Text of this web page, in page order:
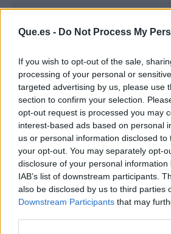
Que.es - Do Not Process My
If you wish to opt-out of the sale,
processing of your personal or
targeted advertising by us, please use
section to confirm your selection.
opt-out request is processed you may
interest-based ads based on personal
us or personal information disclosed
your opt-out. You may separately opt-
disclosure of your personal
IAB’s list of downstream participants.
also be disclosed by us to third parties
Downstream Participants that may
Publicidad